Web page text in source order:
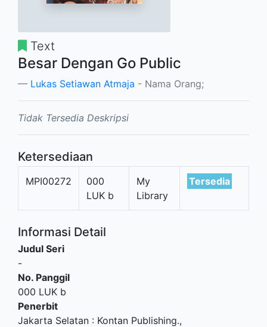
Text
Besar Dengan Go Public
Lukas Setiawan Atmaja - Nama Orang;
Tidak Tersedia Deskripsi
Ketersediaan
MPI00272
000
LUK b
My
Library
Tersedia
Informasi Detail
Judul Seri
-
No. Panggil
000 LUK b
Penerbit
Jakarta Selatan : Kontan Publishing.,